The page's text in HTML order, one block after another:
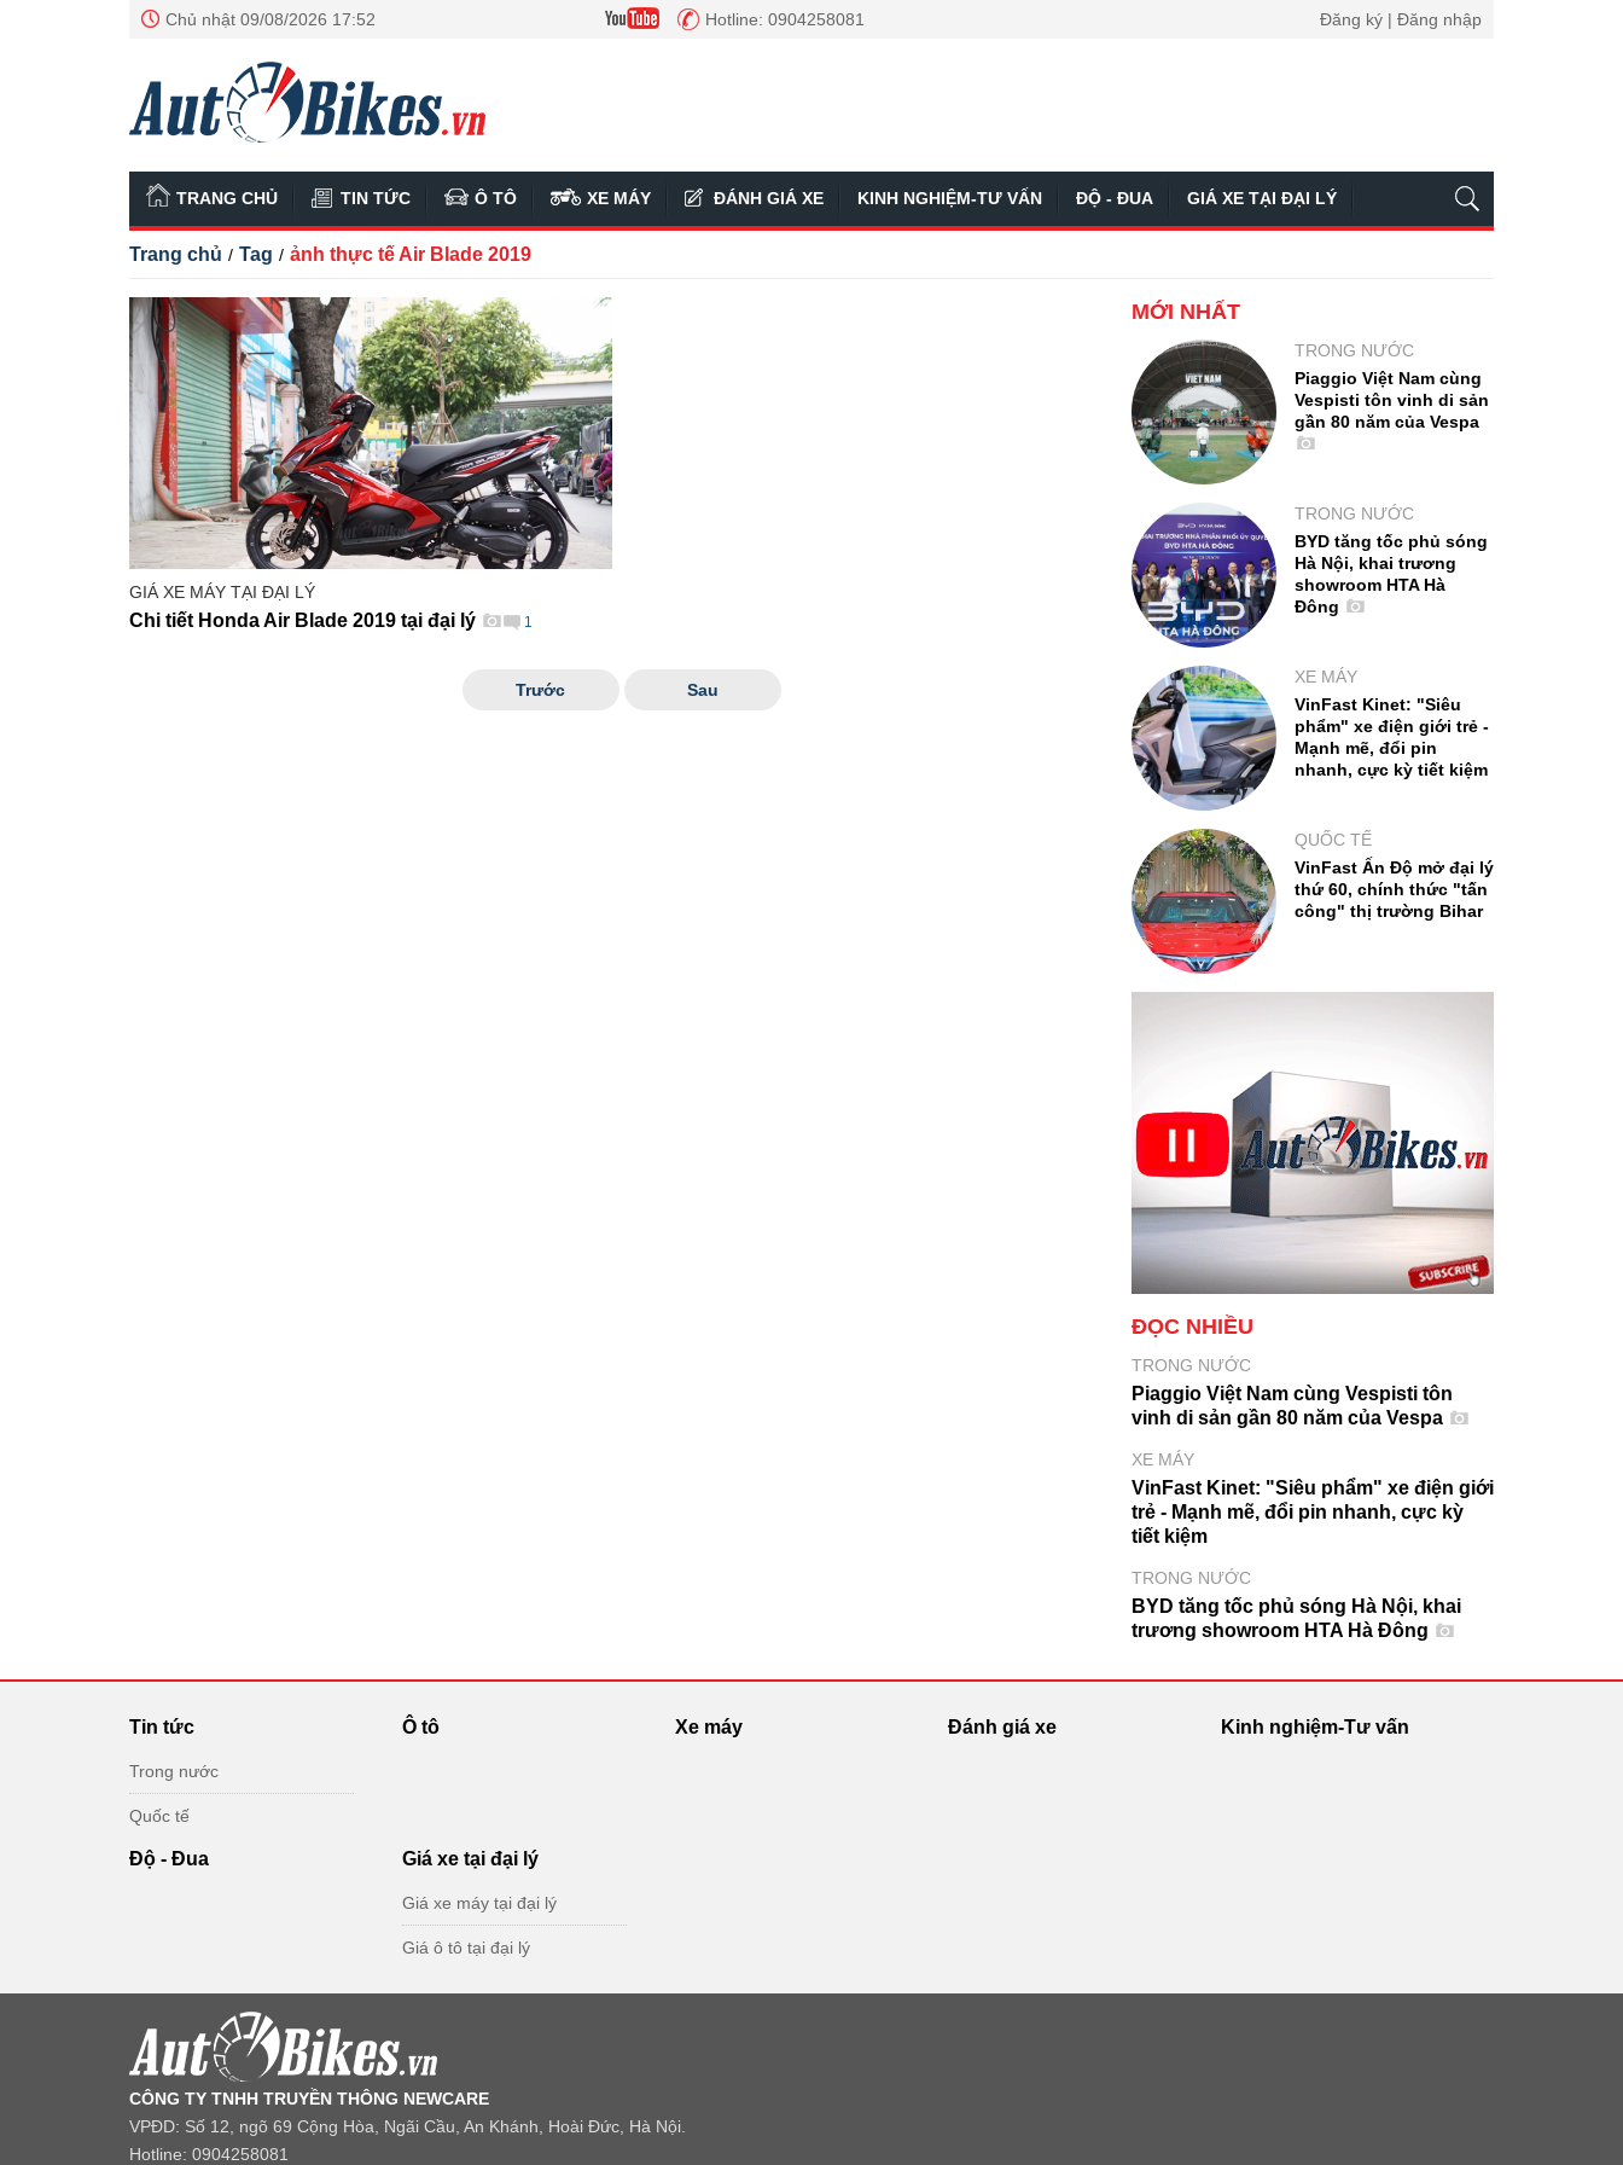
Chủ nhật 09/08/2026 17:52 Hotline: 0904258081 Đăng ký | Đăng nhập
TRANG CHỦ TIN TỨC Ô TÔ XE MÁY ĐÁNH GIÁ XE KINH NGHIỆM-TƯ VẤN ĐỘ - ĐUA GIÁ XE TẠI ĐẠI LÝ
Trang chủ / Tag / ảnh thực tế Air Blade 2019
GIÁ XE MÁY TẠI ĐẠI LÝ
Chi tiết Honda Air Blade 2019 tại đại lý 1
Trước Sau
MỚI NHẤT
TRONG NƯỚC
Piaggio Việt Nam cùng
Vespisti tôn vinh di sản
gần 80 năm của Vespa
TRONG NƯỚC
BYD tăng tốc phủ sóng
Hà Nội, khai trương
showroom HTA Hà
Đông
XE MÁY
VinFast Kinet: "Siêu
phẩm" xe điện giới trẻ -
Mạnh mẽ, đổi pin
nhanh, cực kỳ tiết kiệm
QUỐC TẾ
VinFast Ấn Độ mở đại lý
thứ 60, chính thức "tấn
công" thị trường Bihar
ĐỌC NHIỀU
TRONG NƯỚC
Piaggio Việt Nam cùng Vespisti tôn
vinh di sản gần 80 năm của Vespa
XE MÁY
VinFast Kinet: "Siêu phẩm" xe điện giới
trẻ - Mạnh mẽ, đổi pin nhanh, cực kỳ
tiết kiệm
TRONG NƯỚC
BYD tăng tốc phủ sóng Hà Nội, khai
trương showroom HTA Hà Đông
Tin tức
Trong nước
Quốc tế
Ô tô Xe máy Đánh giá xe Kinh nghiệm-Tư vấn
Độ - Đua Giá xe tại đại lý
Giá xe máy tại đại lý
Giá ô tô tại đại lý
CÔNG TY TNHH TRUYỀN THÔNG NEWCARE
VPĐD: Số 12, ngõ 69 Cộng Hòa, Ngãi Cầu, An Khánh, Hoài Đức, Hà Nội.
Hotline: 0904258081